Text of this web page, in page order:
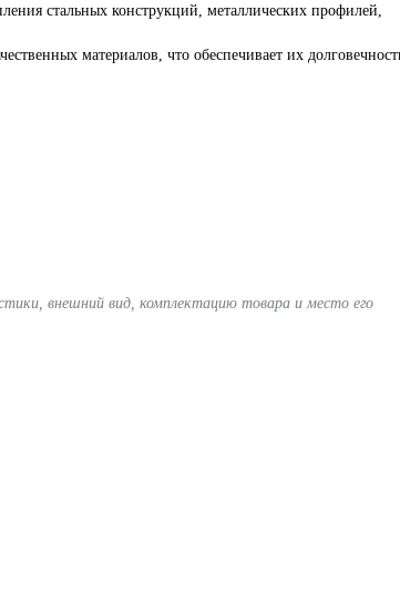
стальных конструкций, металлических профилей,
материалов, что обеспечивает их
внешний вид, комплектацию товара и место его